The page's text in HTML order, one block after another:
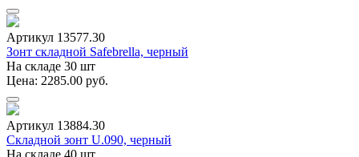
Артикул 13577.30
Зонт складной Safebrella, черный
На складе 30 шт
Цена: 2285.00 руб.
Артикул 13884.30
Складной зонт U.090, черный
На складе 40 шт